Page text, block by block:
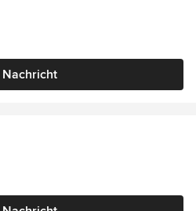
Nachricht